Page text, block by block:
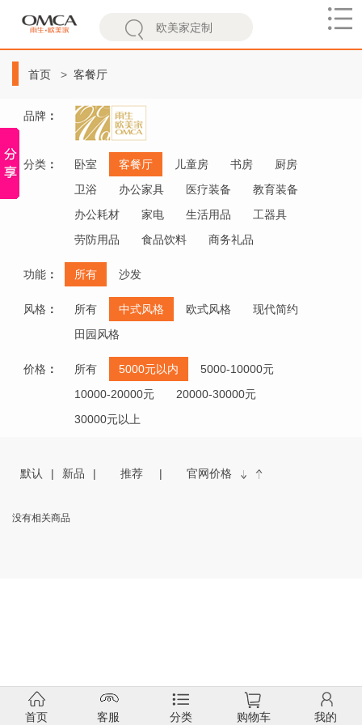
欧
首页 客餐厅
品牌 ：
分类 ： 卧室 客餐厅 儿童房 书房
厨房
卫浴
办公家具 医疗装备
教育装备
办公耗材
家电 生活用品
工器具
劳防用品
食品饮料 商务礼品
功能 ： 所有 沙发
风格 ： 所有 中式风格 欧式风格
现代简约
田园风格
价格 ： 所有 5000元以内
5000-10000元
10000-20000元
20000-30000元
30000元以上
默认 新品 推荐 官网价格
没有相关商品
首页 客服 分类 购物车 我的